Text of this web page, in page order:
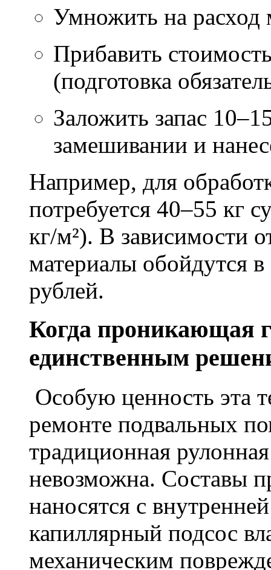
Умножить на расход
Прибавить
(подготовка
Заложить запас
замешивании и
Например, для
потребуется 40–55 кг
кг/м²). В зависимости
материалы обойдутся
рублей.
Когда проникающая
единственным
Особую ценность эта
ремонте подвальных
традиционная
невозможна. Составы
наносятся с
капиллярный подсос
механическим